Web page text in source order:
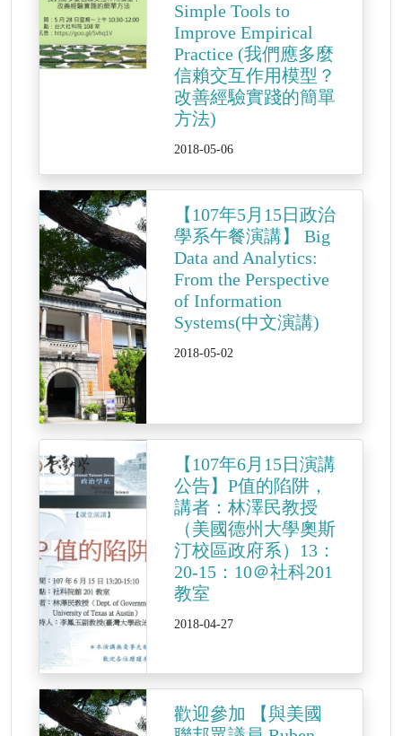
Simple Tools to
Improve Empirical
Practice (我們應多麼
信賴交互作用模型？
改善經驗實踐的簡單
方法)
2018-05-06
【107年5月15日政治
學系午餐演講】 Big
Data and Analytics:
From the Perspective
of Information
Systems(中文演講)
2018-05-02
【107年6月15日演講
公告】P值的陷阱，
講者：林澤民教授
（美國德州大學奧斯
汀校區政府系）13：
20-15：10＠社科201
教室
2018-04-27
歡迎參加 【與美國